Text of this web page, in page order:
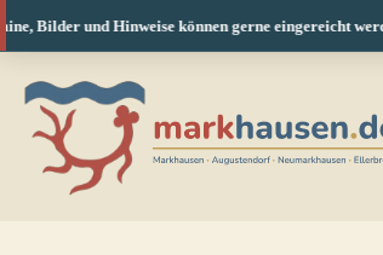
und Hinweise können gerne eingereicht
Inhalt
springen